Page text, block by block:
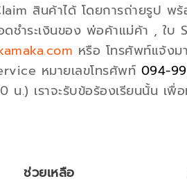
สินค้าได้ โดยการถ่ายรูป
ชำระเงินของ พ่อค้าแม่ค้า , ใบ
หรือ โทรศัพท์แจ้งม
หมายเลขโทรศัพท์ 094-
.) เราจะรับข้อร้องเรียนนั้น เพื่
ช่วยเหลือ